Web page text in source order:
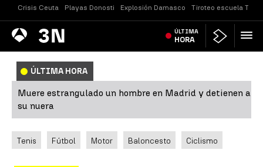
Crisis Ceuta Playas Donosti Explosión Damasco Tiroteo escuela
Antena
3 Noticias ÚLTIMA
HORA
ÚLTIMA HORA
Muere estrangulado un hombre en Madrid y detienen a
su nuera
Tenis Fútbol Motor Baloncesto Ciclismo